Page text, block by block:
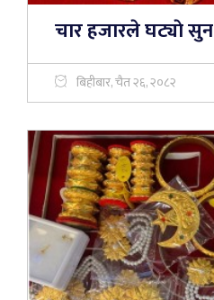
चार हजारले घट्याे सुन
बिहीबार, चैत २६, २०८२